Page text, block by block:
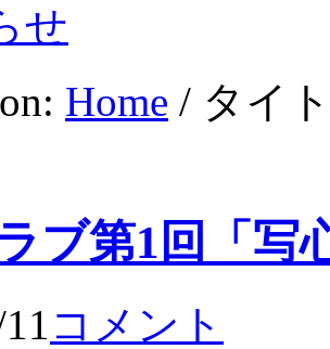
せ
Home / タイ
ブ第1回「写
コメント